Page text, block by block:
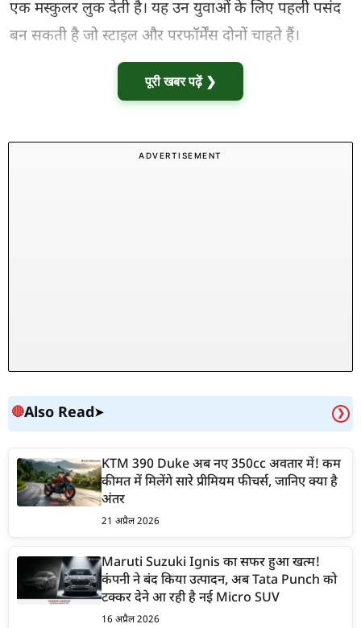
एक मस्कुलर लुक देती है। यह उन युवाओं के लिए पहली पसंद
बन सकती है जो स्टाइल और परफॉर्मेंस दोनों चाहते हैं।
पूरी खबर पढ़ें ❯
ADVERTISEMENT
🔴Also Read➤ ❯
KTM 390 Duke अब नए 350cc अवतार में! कम
कीमत में मिलेंगे सारे प्रीमियम फीचर्स, जानिए क्या है
अंतर
21 अप्रैल 2026
Maruti Suzuki Ignis का सफर हुआ खत्म!
कंपनी ने बंद किया उत्पादन, अब Tata Punch को
टक्कर देने आ रही है नई Micro SUV
16 अप्रैल 2026